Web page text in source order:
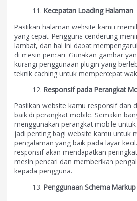
Kecepatan Loading Halaman
Pastikan halaman website kamu
yang cepat. Pengguna cenderung
lambat, dan hal ini dapat
di mesin pencari. Gunakan gambar
kurangi penggunaan plugin yang
teknik caching untuk mempercepat
Responsif pada Perangkat
Pastikan website kamu responsif dan
baik di perangkat mobile. Semakin
menggunakan perangkat mobile
jadi penting bagi website kamu untuk
pengalaman yang baik pada layar
responsif akan mendapatkan
mesin pencari dan memberikan
kepada pengguna.
Penggunaan Schema Markup